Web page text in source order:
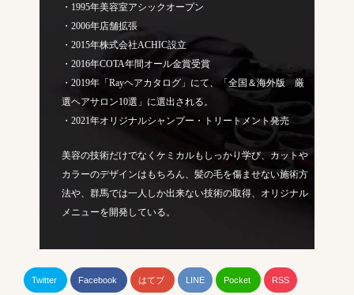
・1995年美容室アシックオープン
・2006年店舗拡張
・2015年株式会社ACHIC設立
・2016年COTA年間オール金賞受賞
・2019年「Rayヘアカタログ」にて、「全国＆海外版 厳
選ヘアサロン10選」に選出される。
・2021年オリジナルシャンプー・トリートメント発売
美容の技術だけでなくケミカルもしっかり学び、カットや
カラーのデザインはもちろん、髪の毛を傷ませない施術方
法や、群馬では一人しか出来ない技術の取得、オリジナル
メニューを開発している。
Twitter Facebook はてブ LINE Pocket RSS